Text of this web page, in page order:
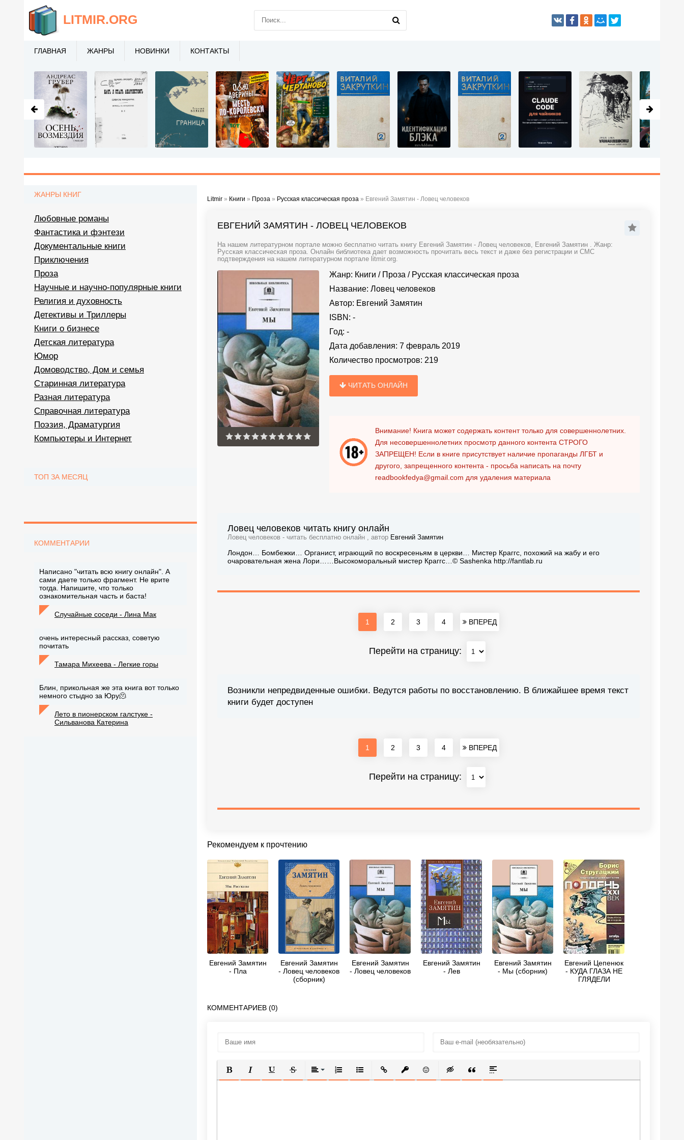
Litmir » Книги » Проза » Русская классическая проза » Евгений Замятин - Ловец человеков
ЕВГЕНИЙ ЗАМЯТИН - ЛОВЕЦ ЧЕЛОВЕКОВ
На нашем литературном портале можно бесплатно читать книгу Евгений Замятин - Ловец человеков, Евгений Замятин . Жанр:
Русская классическая проза. Онлайн библиотека дает возможность прочитать весь текст и даже без регистрации и СМС
подтверждения на нашем литературном портале litmir.org.
Жанр: Книги / Проза / Русская классическая проза
Название: Ловец человеков
Автор: Евгений Замятин
ISBN: -
Год: -
Дата добавления: 7 февраль 2019
Количество просмотров: 219
ЧИТАТЬ ОНЛАЙН
Внимание! Книга может содержать контент только для совершеннолетних.
Для несовершеннолетних просмотр данного контента СТРОГО
ЗАПРЕЩЕН! Если в книге присутствует наличие пропаганды ЛГБТ и
другого, запрещенного контента - просьба написать на почту
readbookfedya@gmail.com для удаления материала
Ловец человеков читать книгу онлайн
Ловец человеков - читать бесплатно онлайн , автор Евгений Замятин
Лондон… Бомбежки… Органист, играющий по воскресеньям в церкви… Мистер Краггс, похожий на жабу и его
очаровательная жена Лори……Высокоморальный мистер Краггс…© Sashenka http://fantlab.ru
1 2 3 4 ВПЕРЕД
Перейти на страницу:
Возникли непредвиденные ошибки. Ведутся работы по восстановлению. В ближайшее время текст
книги будет доступен
1 2 3 4 ВПЕРЕД
Перейти на страницу:
Рекомендуем к прочтению
Евгений Замятин
- Пла
Евгений Замятин
- Ловец человеков
(сборник)
Евгений Замятин
- Ловец человеков
Евгений Замятин
- Лев
Евгений Замятин
- Мы (сборник)
Евгений Цепенюк
- КУДА ГЛАЗА НЕ
ГЛЯДЕЛИ
КОММЕНТАРИЕВ (0)
ПОЛУЖИРНЫЙ
КУРСИВПОДЧЕРКНУТЫЙ
ЗАЧЕРКНУТЫЙВЫРАВНИВАНИЕ
НУМЕРОВАННЫЙ СПИСОК
МАРКИРОВАННЫЙ СПИСОК
ВСТАВИТЬ ССЫЛКУ
ВСТАВИТЬ ЗАЩИЩЕННУЮ ССЫЛКУ
ВСТАВИТЬ СМАЙЛИК
ВСТАВКА СКРЫТОГО ТЕКСТА
ВСТАВКА ЦИТАТЫ
ВСТАВКА СПОЙЛЕРА
ЖАНРЫ КНИГ
Любовные романы
Фантастика и фэнтези
Документальные книги
Приключения
Проза
Научные и научно-популярные книги
Религия и духовность
Детективы и Триллеры
Книги о бизнесе
Детская литература
Юмор
Домоводство, Дом и семья
Старинная литература
Разная литература
Справочная литература
Поэзия, Драматургия
Компьютеры и Интернет
ТОП ЗА МЕСЯЦ
КОММЕНТАРИИ
Написано "читать всю книгу онлайн". А
сами даете только фрагмент. Не врите
тогда. Напишите, что только
ознакомительная часть и баста!
Случайные соседи - Лина Мак
очень интересный рассказ, советую
почитать
Тамара Михеева - Легкие горы
Блин, прикольная же эта книга вот только
немного стыдно за Юру🫠
Лето в пионерском галстуке -
Сильванова Катерина
LITMIR.ORG
ГЛАВНАЯ ЖАНРЫ НОВИНКИ КОНТАКТЫ